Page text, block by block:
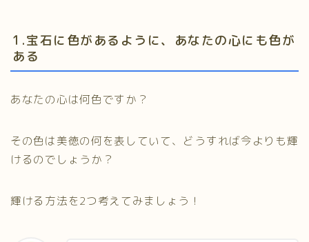
1.宝石に色があるように、あなたの心にも色が
ある
あなたの心は何色ですか？
その色は美徳の何を表していて、どうすれば今よりも輝
けるのでしょうか？
輝ける方法を2つ考えてみましょう！